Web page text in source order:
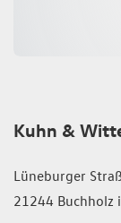
Kuhn &
Lüneburger
21244 Buchholz